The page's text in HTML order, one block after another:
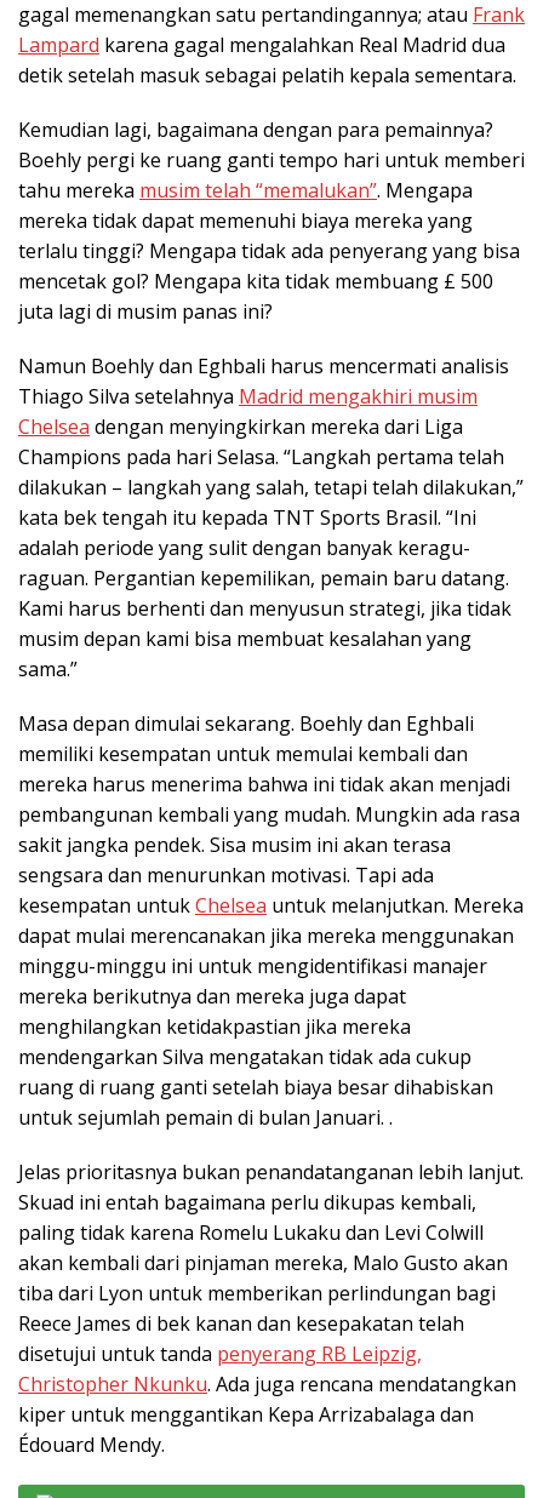
gagal memenangkan satu pertandingannya; atau Frank
Lampard karena gagal mengalahkan Real Madrid dua
detik setelah masuk sebagai pelatih kepala sementara.
Kemudian lagi, bagaimana dengan para pemainnya?
Boehly pergi ke ruang ganti tempo hari untuk memberi
tahu mereka musim telah “memalukan”. Mengapa
mereka tidak dapat memenuhi biaya mereka yang
terlalu tinggi? Mengapa tidak ada penyerang yang bisa
mencetak gol? Mengapa kita tidak membuang £ 500
juta lagi di musim panas ini?
Namun Boehly dan Eghbali harus mencermati analisis
Thiago Silva setelahnya Madrid mengakhiri musim
Chelsea dengan menyingkirkan mereka dari Liga
Champions pada hari Selasa. “Langkah pertama telah
dilakukan – langkah yang salah, tetapi telah dilakukan,”
kata bek tengah itu kepada TNT Sports Brasil. “Ini
adalah periode yang sulit dengan banyak keragu-
raguan. Pergantian kepemilikan, pemain baru datang.
Kami harus berhenti dan menyusun strategi, jika tidak
musim depan kami bisa membuat kesalahan yang
sama.”
Masa depan dimulai sekarang. Boehly dan Eghbali
memiliki kesempatan untuk memulai kembali dan
mereka harus menerima bahwa ini tidak akan menjadi
pembangunan kembali yang mudah. Mungkin ada rasa
sakit jangka pendek. Sisa musim ini akan terasa
sengsara dan menurunkan motivasi. Tapi ada
kesempatan untukChelsea untuk melanjutkan. Mereka
dapat mulai merencanakan jika mereka menggunakan
minggu-minggu ini untuk mengidentifikasi manajer
mereka berikutnya dan mereka juga dapat
menghilangkan ketidakpastian jika mereka
mendengarkan Silva mengatakan tidak ada cukup
ruang di ruang ganti setelah biaya besar dihabiskan
untuk sejumlah pemain di bulan Januari. .
Jelas prioritasnya bukan penandatanganan lebih lanjut.
Skuad ini entah bagaimana perlu dikupas kembali,
paling tidak karena Romelu Lukaku dan Levi Colwill
akan kembali dari pinjaman mereka, Malo Gusto akan
tiba dari Lyon untuk memberikan perlindungan bagi
Reece James di bek kanan dan kesepakatan telah
disetujui untuk tanda penyerang RB Leipzig,
Christopher Nkunku. Ada juga rencana mendatangkan
kiper untuk menggantikan Kepa Arrizabalaga dan
Édouard Mendy.